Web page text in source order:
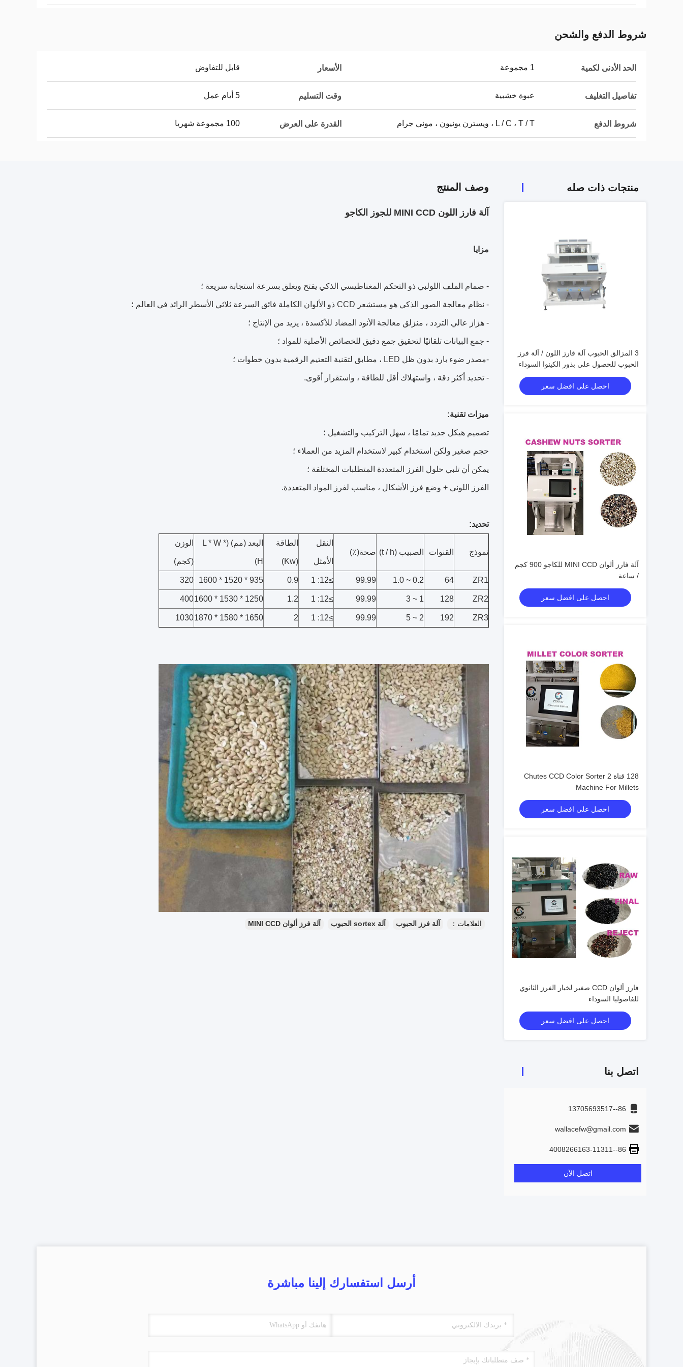
شروط الدفع والشحن
الحد الأدنى لكمية 1 مجموعة الأسعار قابل للتفاوض
تفاصيل التغليف عبوة خشبية وقت التسليم 5 أيام عمل
شروط الدفع L / C ، T / T ، ويسترن يونيون ، موني جرام القدرة على العرض 100 مجموعة شهريا
منتجات ذات صله
3 المزالق الحبوب آلة فارز اللون / آلة فرز
الحبوب للحصول على بذور الكينوا السوداء
احصل على افضل سعر
آلة فارز ألوان MINI CCD للكاجو 900 كجم
/ ساعة
احصل على افضل سعر
128 قناة 2 Chutes CCD Color Sorter
Machine For Millets
احصل على افضل سعر
فارز ألوان CCD صغير لخيار الفرز الثانوي
للفاصوليا السوداء
احصل على افضل سعر
اتصل بنا
86--13705693517
wallacefw@gmail.com
86--4008266163-11311
اتصل الآن
وصف المنتج
آلة فارز اللون MINI CCD للجوز الكاجو
مزايا
- صمام الملف اللولبي ذو التحكم المغناطيسي الذكي يفتح ويغلق بسرعة استجابة سريعة ؛
- نظام معالجة الصور الذكي هو مستشعر CCD ذو الألوان الكاملة فائق السرعة ثلاثي الأسطر الرائد في العالم ؛
- هزاز عالي التردد ، منزلق معالجة الأنود المضاد للأكسدة ، يزيد من الإنتاج ؛
- جمع البيانات تلقائيًا لتحقيق جمع دقيق للخصائص الأصلية للمواد ؛
-مصدر ضوء بارد بدون ظل LED ، مطابق لتقنية التعتيم الرقمية بدون خطوات ؛
- تحديد أكثر دقة ، واستهلاك أقل للطاقة ، واستقرار أقوى.
ميزات تقنية:
تصميم هيكل جديد تمامًا ، سهل التركيب والتشغيل ؛
حجم صغير ولكن استخدام كبير لاستخدام المزيد من العملاء ؛
يمكن أن تلبي حلول الفرز المتعددة المتطلبات المختلفة ؛
الفرز اللوني + وضع فرز الأشكال ، مناسب لفرز المواد المتعددة.
تحديد:
نموذج القنوات الصبيب (t / h) صحة(٪)
النقل
الأمثل
الطاقة
(Kw)
البعد (مم) (L * W *
H)
الوزن
(كجم)
ZR1
64
0.2 ~ 1.0
99.99
≥12: 1
0.9
935 * 1520 * 1600
320
ZR2
128
1 ~ 3
99.99
≥12: 1
1.2
1250 * 1530 * 1600
400
ZR3
192
2 ~ 5
99.99
≥12: 1
2
1650 * 1580 * 1870
1030
العلامات： آلة فرز الحبوب آلة sortex الحبوب آلة فرز ألوان MINI CCD
أرسل استفسارك إلينا مباشرة